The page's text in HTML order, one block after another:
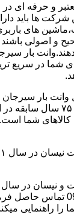
و حرفه ای در
ها باید
های
اصولی باشند
بار
شما در سریع
بار سیرجان
ترین باربری ایران با بیش
کالاهای شما است.
شماره تماس 09051803289
را راهنمایی